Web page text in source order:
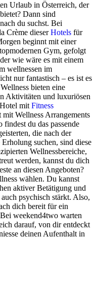
Urlaub in Österreich, der
Dann sind
du suchst. Bei
Crème dieserHotels für
beginnt mit einer
Gym, gefolgt
wie wäre es mit einem
wellnessen im
nur fantastisch – es ist es
bieten eine
Aktivitäten und luxuriösen
mit Fitness
Wellness Arrangements
du das passende
die nach der
suchen, sind diese
Wellnessbereiche,
werden, kannst du dich
an diesen Angeboten?
wählen. Du kannst
aktiver Betätigung und
psychisch stärkt. Also,
dich bereit für ein
weekend4two warten
darauf, von dir entdeckt
deinen Aufenthalt in